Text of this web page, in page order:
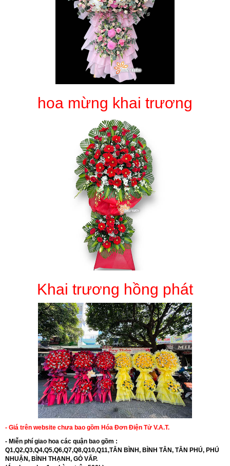
hoa mừng khai trương
Khai trương hồng phát
- Giá trên website chưa bao gồm Hóa Đơn Điện Tử V.A.T.
- Miễn phí giao hoa các quận bao gồm :
Q1,Q2,Q3,Q4,Q5,Q6,Q7,Q8,Q10,Q11,TÂN BÌNH, BÌNH TÂN, TÂN PHÚ, PHÚ
NHUẬN, BÌNH THẠNH, GÒ VẤP.